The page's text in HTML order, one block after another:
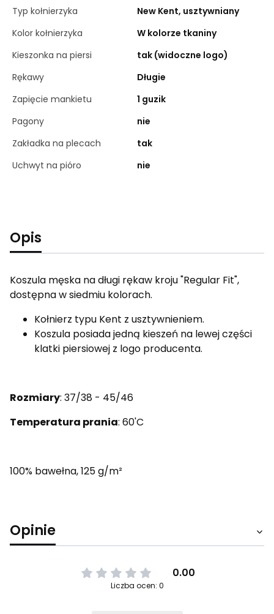
Typ kołnierzyka
New Kent, usztywniany
Kolor kołnierzyka
W kolorze tkaniny
Kieszonka na piersi
tak (widoczne logo)
Rękawy
Długie
Zapięcie mankietu
1 guzik
Pagony
nie
Zakładka na plecach
tak
Uchwyt na pióro
nie
Opis
Koszula męska na długi rękaw kroju "Regular Fit",
dostępna w siedmiu kolorach.
Kołnierz typu Kent z usztywnieniem.
Koszula posiada jedną kieszeń na lewej części
klatki piersiowej z logo producenta.
Rozmiary: 37/38 - 45/46
Temperatura prania: 60'C
100% bawełna, 125 g/m²
Opinie
0.00
Liczba ocen: 0